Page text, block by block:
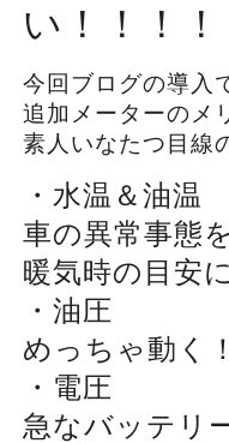
い！！！！
今回ブログの導入
追加メーターのメ
素人いなたつ目線
・水温＆油温
車の異常事態
暖気時の目安
・油圧
めっちゃ動く
・電圧
急なバッテリ